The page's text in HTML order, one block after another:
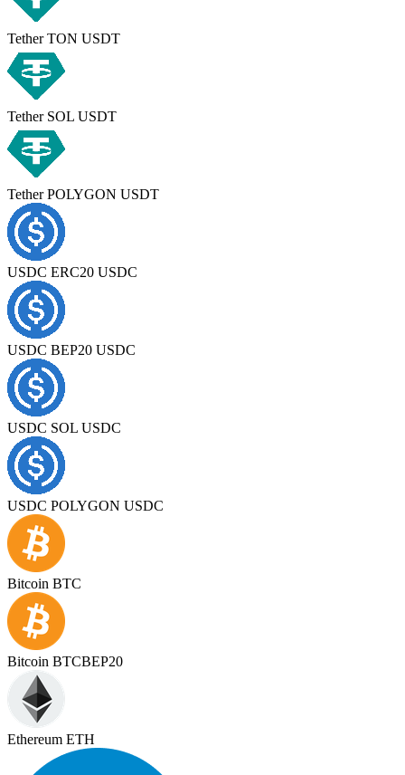
Tether TON USDT
Tether SOL USDT
Tether POLYGON USDT
USDC ERC20 USDC
USDC BEP20 USDC
USDC SOL USDC
USDC POLYGON USDC
Bitcoin BTC
Bitcoin BTCBEP20
Ethereum ETH